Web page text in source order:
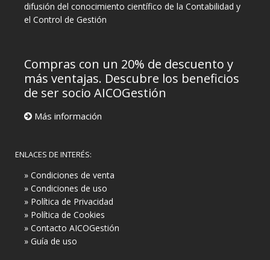
difusión del conocimiento científico de la Contabilidad y
el Control de Gestión
Compras con un 20% de descuento y
más ventajas. Descubre los beneficios
de ser socio AICOGestión
Más información
ENLACES DE INTERÉS:
» Condiciones de venta
» Condiciones de uso
» Política de Privacidad
» Política de Cookies
» Contacto AICOGestión
» Guía de uso